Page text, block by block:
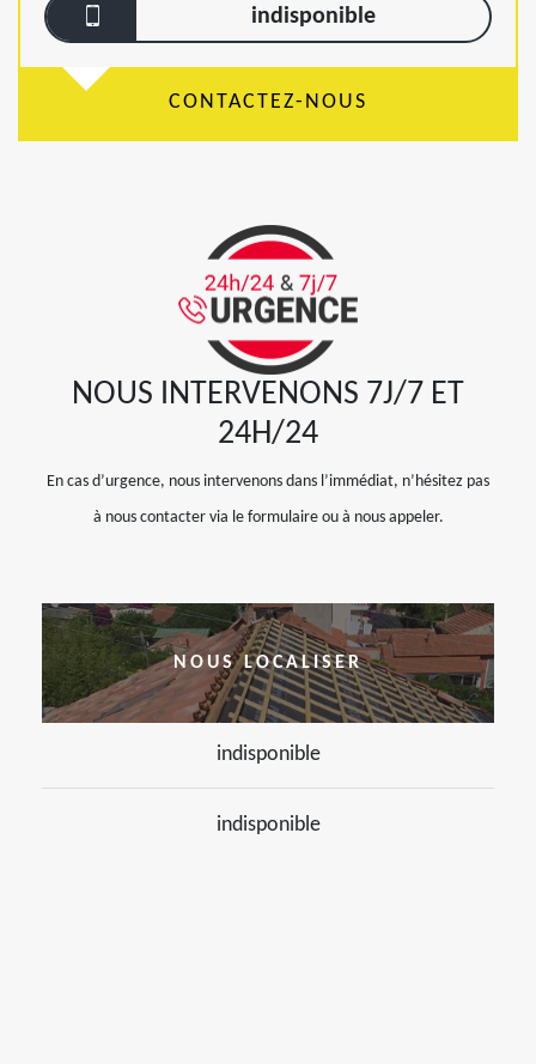
indisponible
CONTACTEZ-NOUS
NOUS INTERVENONS 7J/7 ET
24H/24
En cas d’urgence, nous intervenons dans l’immédiat, n’hésitez pas
à nous contacter via le formulaire ou à nous appeler.
NOUS LOCALISER
indisponible
indisponible